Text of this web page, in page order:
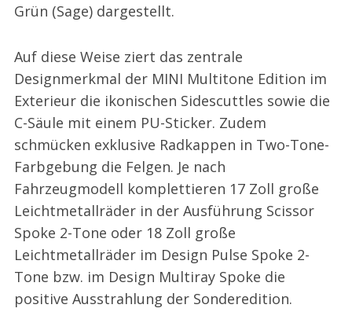
Grün (Sage) dargestellt.
Auf diese Weise ziert das zentrale
Designmerkmal der MINI Multitone Edition im
Exterieur die ikonischen Sidescuttles sowie die
C-Säule mit einem PU-Sticker. Zudem
schmücken exklusive Radkappen in Two-Tone-
Farbgebung die Felgen. Je nach
Fahrzeugmodell komplettieren 17 Zoll große
Leichtmetallräder in der Ausführung Scissor
Spoke 2-Tone oder 18 Zoll große
Leichtmetallräder im Design Pulse Spoke 2-
Tone bzw. im Design Multiray Spoke die
positive Ausstrahlung der Sonderedition.